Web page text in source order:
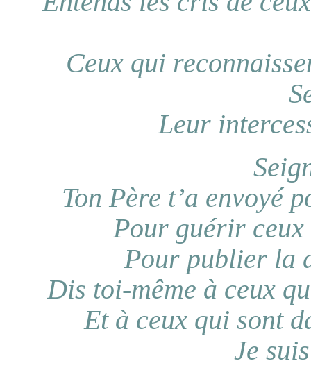
Ceux qui
Leur
Ton Père t’a envoyé
Pour guérir
Pour publier la
Dis toi-même à ceux
Et à ceux qui sont
Je